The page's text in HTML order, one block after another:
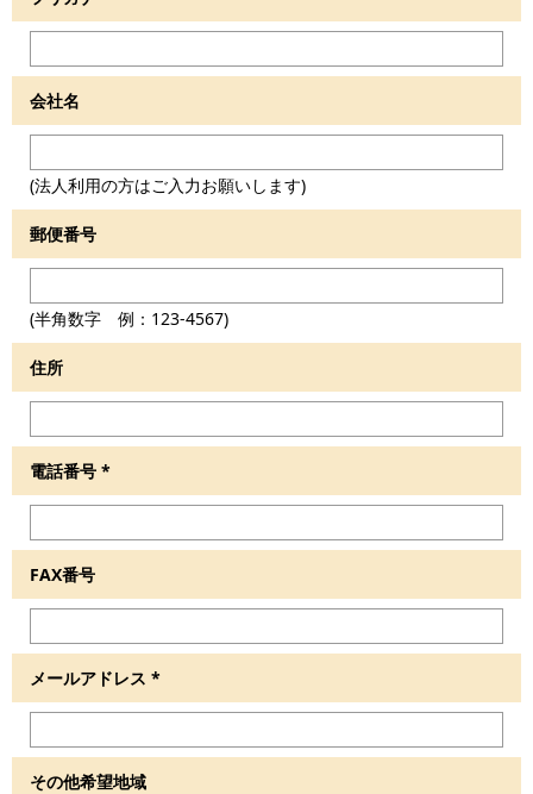
会社名
(法人利用の方はご入力お願いします)
郵便番号
(半角数字 例：123-4567)
住所
電話番号 *
FAX番号
メールアドレス *
その他希望地域